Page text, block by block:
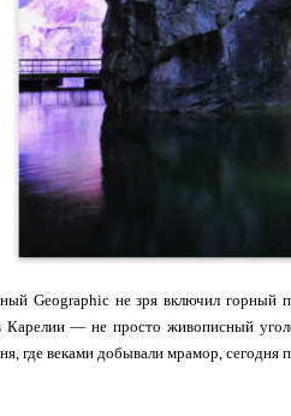
Geographic не зря включил горный
Карелии — не просто живописный
где веками добывали мрамор, сегодня